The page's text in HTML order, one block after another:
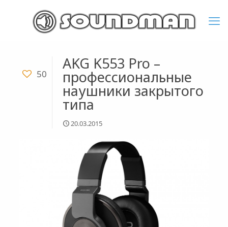
50
AKG K553 Pro –
профессиональные
наушники закрытого
типа
20.03.2015